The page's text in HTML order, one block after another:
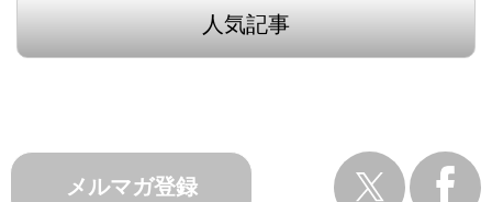
人気記事
メルマガ登録